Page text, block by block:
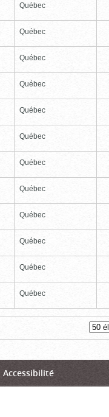
Québec
Québec
Québec
Québec
Québec
Québec
Québec
Québec
Québec
Québec
Québec
Québec
Accessibilité